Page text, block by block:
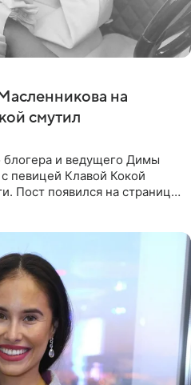
на
смутил
блогера и ведущего Димы
певицей Клавой Кокой
Пост появился на странице